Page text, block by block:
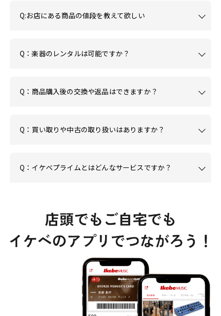
Q:お店にある商品の値段を教えて欲しい
Q：楽器のレンタルは可能ですか？
Q：商品購入後の交換や返品はできますか？
Q：買い取りや中古の取り扱いはありますか？
Q：イケベプライムとはどんなサービスですか？